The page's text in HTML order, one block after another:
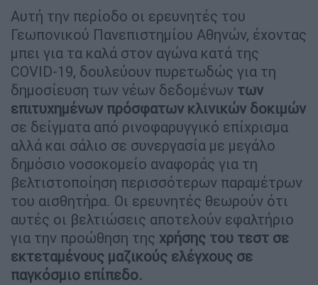
Αυτή την περίοδο οι ερευνητές του
Γεωπονικού Πανεπιστημίου Αθηνών, έχοντας
μπει για τα καλά στον αγώνα κατά της
COVID-19, δουλεύουν πυρετωδώς για τη
δημοσίευση των νέων δεδομένων των
επιτυχημένων πρόσφατων κλινικών δοκιμών
σε δείγματα από ρινοφαρυγγικό επίχρισμα
αλλά και σάλιο σε συνεργασία με μεγάλο
δημόσιο νοσοκομείο αναφοράς για τη
βελτιστοποίηση περισσότερων παραμέτρων
του αισθητήρα. Οι ερευνητές θεωρούν ότι
αυτές οι βελτιώσεις αποτελούν εφαλτήριο
για την προώθηση της χρήσης του τεστ σε
εκτεταμένους μαζικούς ελέγχους σε
παγκόσμιο επίπεδο.